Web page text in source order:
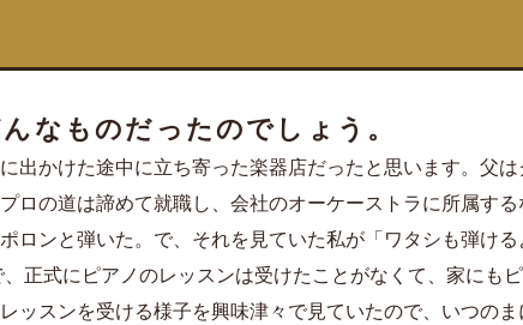
なものだったのでしょう。
出かけた途中に立ち寄った楽器店だったと思います。父
ロの道は諦めて就職し、会社のオーケーストラに所属す
ロンと弾いた。で、それを見ていた私が「ワタシも弾け
正式にピアノのレッスンは受けたことがなくて、家にも
ッスンを受ける様子を興味津々で見ていたので、いつの